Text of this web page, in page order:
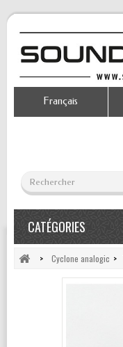
Français
CATÉGORIES
> Cyclone analogic >